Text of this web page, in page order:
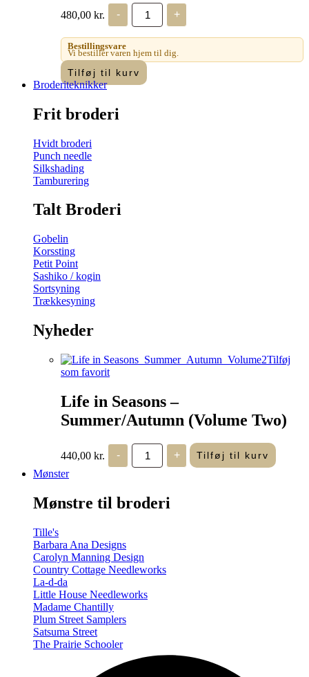
480,00 kr. -
Haandarbejdets
Fremme
-
Tusindfryd
pude
VO
antal
+
Bestillingsvare
Vi bestiller varen hjem til dig.
Tilføj til kurv
Broderiteknikker
Frit broderi
Hvidt broderi
Punch needle
Silkshading
Tamburering
Talt Broderi
Gobelin
Korssting
Petit Point
Sashiko / kogin
Sortsyning
Trækkesyning
Nyheder
Tilføj
som favorit
Life in Seasons –
Summer/Autumn (Volume Two)
440,00 kr. -
Life
Seasons
(Volume
+ Tilføj til kurv
Mønster
Mønstre til broderi
Tille's
Barbara Ana Designs
Carolyn Manning Design
Country Cottage Needleworks
La-d-da
Little House Needleworks
Madame Chantilly
Plum Street Samplers
Satsuma Street
The Prairie Schooler